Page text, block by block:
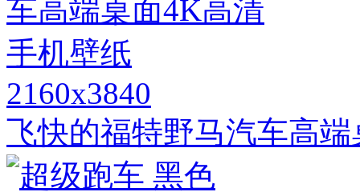
2160x3840
飞快的福特野马汽车高